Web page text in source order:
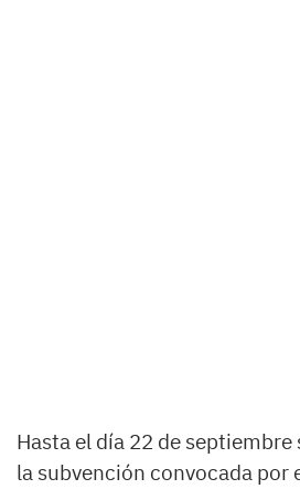
Hasta el día 22 de
la subvención convocada por